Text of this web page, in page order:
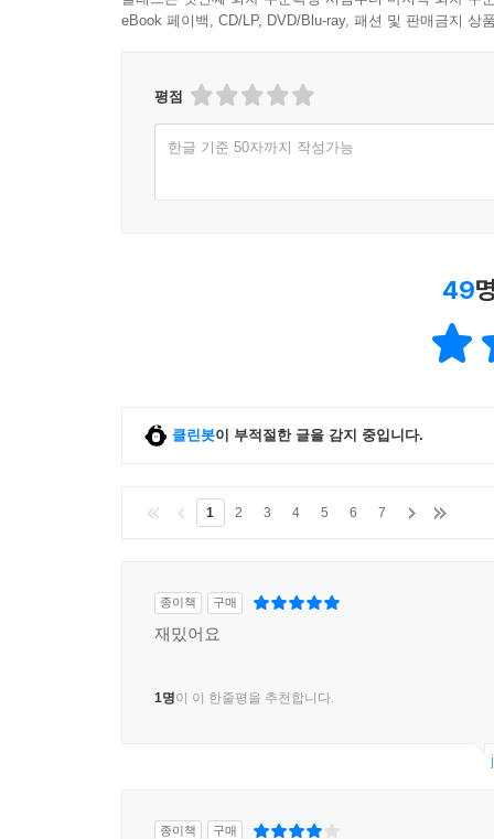
eBook 페이백, CD/LP, DVD/Blu-ray, 패션 및 판매금지 상
평점
한글 기준 50자까지 작성가능
49
클린봇이 부적절한 글을 감지 중입니다.
1 2 3 4 5 6 7
종이책 구매
재밌어요
1명이 이 한줄평을 추천합니다.
종이책 구매